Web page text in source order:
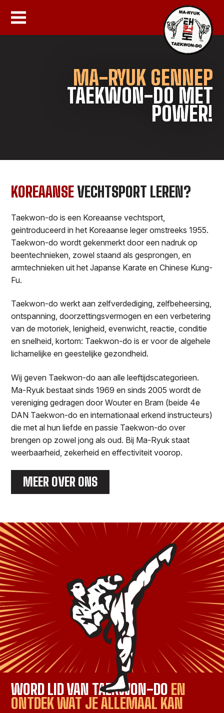
MA-RYUK GENNEP
TAEKWON-DO MET
POWER!
KOREAANSE VECHTSPORT LEREN?
Taekwon-do is een Koreaanse vechtsport,
geintroduceerd in het Koreaanse leger omstreeks 1955.
Taekwon-do wordt gekenmerkt door een nadruk op
beentechnieken, zowel staand als gesprongen, en
armtechnieken uit het Japanse Karate en Chinese Kung-
Fu.
Taekwon-do werkt aan zelfverdediging, zelfbeheersing,
ontspanning, doorzettingsvermogen en een verbetering
van de motoriek, lenigheid, evenwicht, reactie, conditie
en snelheid, kortom: Taekwon-do is er voor de algehele
lichamelijke en geestelijke gezondheid.
Wij geven Taekwon-do aan alle leeftijdscategorieen.
Ma-Ryuk bestaat sinds 1969 en sinds 2005 wordt de
vereniging gedragen door Wouter en Bram (beide 4e
DAN Taekwon-do en internationaal erkend instructeurs)
die met al hun liefde en passie Taekwon-do over
brengen op zowel jong als oud. Bij Ma-Ryuk staat
weerbaarheid, zekerheid en effectiviteit voorop.
MEER OVER ONS
WORD LID VAN TAEKWON-DO EN
ONTDEK WAT JE ALLEMAAL KAN